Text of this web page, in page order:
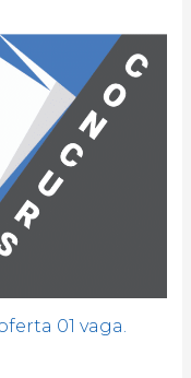
01 vaga.